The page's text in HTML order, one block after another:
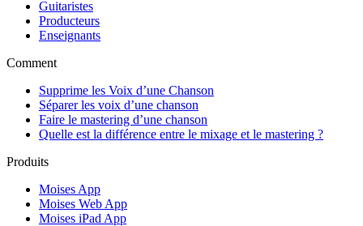
Guitaristes
Producteurs
Enseignants
Comment
Supprime les Voix d’une Chanson
Séparer les voix d’une chanson
Faire le mastering d’une chanson
Quelle est la différence entre le mixage et le mastering ?
Produits
Moises App
Moises Web App
Moises iPad App